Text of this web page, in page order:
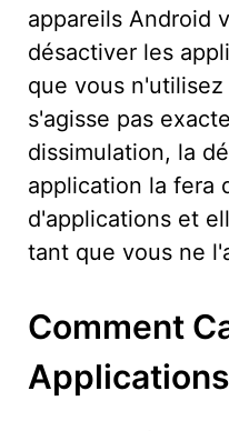
appareils Android
désactiver les
que vous
s'agisse pas
dissimulation, la
application la fera
d'applications et
tant que vous ne
Comment
Applications